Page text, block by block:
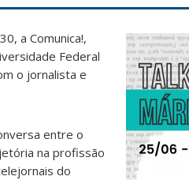
a Comunica!,
Federal
o jornalista e
entre o
na profissão
do